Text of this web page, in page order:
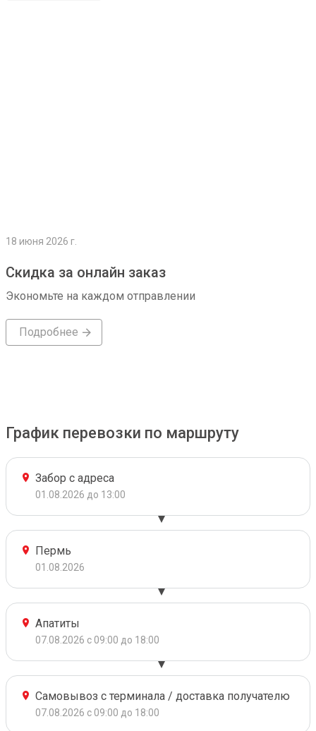
18 июня 2026 г.
Скидка за онлайн заказ
Экономьте на каждом отправлении
Подробнее
График перевозки по маршруту
Забор с адреса
01.08.2026 до 13:00
Пермь
01.08.2026
Апатиты
07.08.2026 с 09:00 до 18:00
Самовывоз с терминала / доставка получателю
07.08.2026 с 09:00 до 18:00